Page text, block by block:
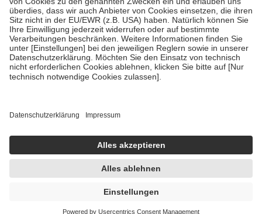
• Kindern und Jugendlichen bis zum vollendeten 18. Lebensjahr
mit Ausnahme der Fahrkosten
• Untersuchungen zur Vorsorge und Früherkennung, die von der
GKV getragen werden
• empfohlenen Schutzimpfungen
• Harn- und Blutteststreifen
getroffen, um sicherzustellen, dass es sich um echte Bewertungen
https://help.etrusted.com/hc/de/articles/4419944605341
Einige Bilder und Inhalte wurden unter Zuhilfenahme künstlicher